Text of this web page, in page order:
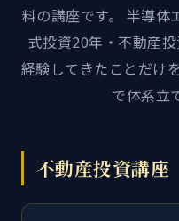
料の講座です。 半導体
式投資20年・不動産
経験してきたことだけ
で体系立
不動産投資講座